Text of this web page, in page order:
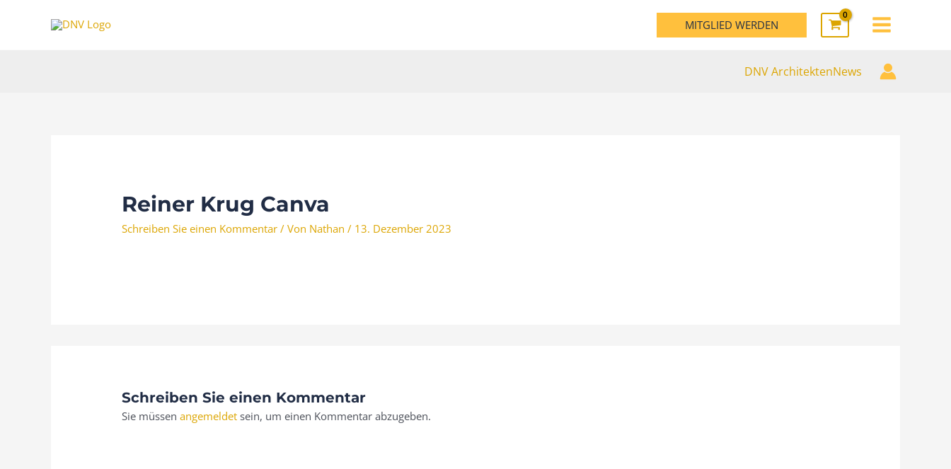
MITGLIED WERDEN
MAIN
DNV ArchitektenNews
Reiner Krug Canva
Schreiben Sie einen Kommentar / Von Nathan/ 13. Dezember 2023
Schreiben Sie einen Kommentar
Sie müssenangemeldet sein, um einen Kommentar abzugeben.